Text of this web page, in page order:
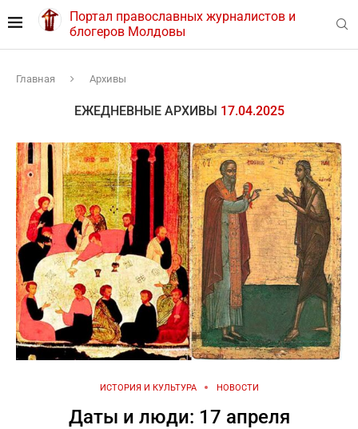
Портал православных журналистов и
блогеров Молдовы
Главная Архивы
ЕЖЕДНЕВНЫЕ АРХИВЫ 17.04.2025
ИСТОРИЯ И КУЛЬТУРА НОВОСТИ
Даты и люди: 17 апреля